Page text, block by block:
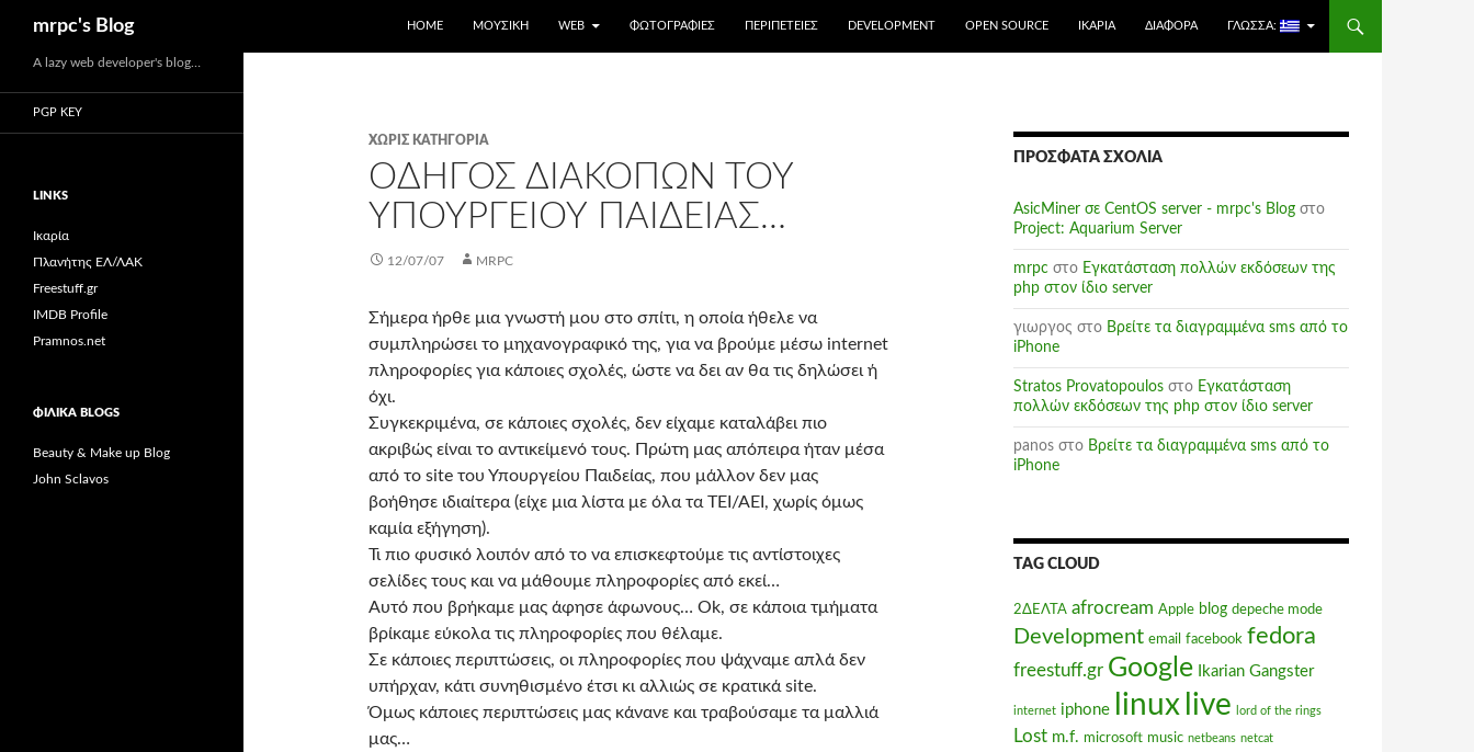
Μετάβαση
σε
περιεχόμενο
mrpc's Blog HOME ΜΟΥΣΙΚΉ WEB ΦΩΤΟΓΡΑΦΊΕΣ ΠΕΡΙΠΈΤΕΙΕΣ DEVELOPMENT OPEN SOURCE ΙΚΑΡΊΑ ΔΙΆΦΟΡΑ ΓΛΏΣΣΑ:
ΧΩΡΊΣ ΚΑΤΗΓΟΡΊΑ
ΟΔΗΓΌΣ ΔΙΑΚΟΠΏΝ ΤΟΥ
ΥΠΟΥΡΓΕΊΟΥ ΠΑΙΔΕΊΑΣ…
12/07/07 MRPC
Σήμερα ήρθε μια γνωστή μου στο σπίτι, η οποία ήθελε να
συμπληρώσει το μηχανογραφικό της, για να βρούμε μέσω internet
πληροφορίες για κάποιες σχολές, ώστε να δει αν θα τις δηλώσει ή
όχι.
Συγκεκριμένα, σε κάποιες σχολές, δεν είχαμε καταλάβει πιο
ακριβώς είναι το αντικείμενό τους. Πρώτη μας απόπειρα ήταν μέσα
από το site του Υπουργείου Παιδείας, που μάλλον δεν μας
βοήθησε ιδιαίτερα (είχε μια λίστα με όλα τα ΤΕΙ/ΑΕΙ, χωρίς όμως
καμία εξήγηση).
Τι πιο φυσικό λοιπόν από το να επισκεφτούμε τις αντίστοιχες
σελίδες τους και να μάθουμε πληροφορίες από εκεί…
Αυτό που βρήκαμε μας άφησε άφωνους… Ok, σε κάποια τμήματα
βρίκαμε εύκολα τις πληροφορίες που θέλαμε.
Σε κάποιες περιπτώσεις, οι πληροφορίες που ψάχναμε απλά δεν
υπήρχαν, κάτι συνηθισμένο έτσι κι αλλιώς σε κρατικά site.
Όμως κάποιες περιπτώσεις μας κάνανε και τραβούσαμε τα μαλλιά
μας…
ΠΡΌΣΦΑΤΑ ΣΧΌΛΙΑ
AsicMiner σε CentOS server - mrpc's Blog στο
Project: Aquarium Server
mrpc στο Εγκατάσταση πολλών εκδόσεων της
php στον ίδιο server
γιωργος στο Βρείτε τα διαγραμμένα sms από το
iPhone
Stratos Provatopoulos στο Εγκατάσταση
πολλών εκδόσεων της php στον ίδιο server
panos στο Βρείτε τα διαγραμμένα sms από το
iPhone
TAG CLOUD
2ΔΕΛΤΑ afrocream Apple blog depeche mode
Development email facebook fedora
freestuff.gr Google Ikarian Gangster
internet iphone linux live lord of the rings
Lost m.f. microsoft music netbeans netcat
A lazy web developer's blog…
PGP KEY
LINKS
Ικαρία
Πλανήτης ΕΛ/ΛΑΚ
Freestuff.gr
IMDB Profile
Pramnos.net
ΦΙΛΙΚΆ BLOGS
Beauty & Make up Blog
John Sclavos